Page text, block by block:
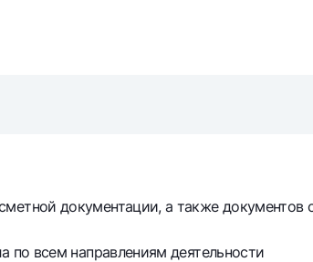
документации, а также документов
по всем направлениям деятельности